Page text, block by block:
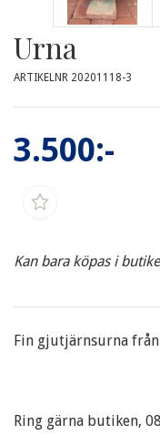
Urna
ARTIKELNR 20201118-3
3.500:-
Kan bara köpas i
Fin gjutjärnsurna
Ring gärna butiken,